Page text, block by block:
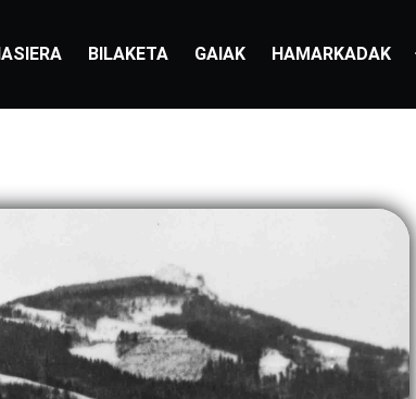
BILAKETA GAIAK HAMARKADAK